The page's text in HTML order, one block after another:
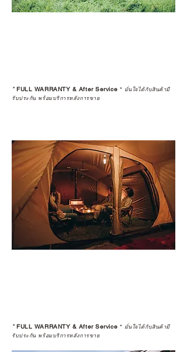
*FULL WARRANTY & After Service * มั่นใจได้กับสินค้ามี
รับประกัน พร้อมบริการหลังการขาย
*FULL WARRANTY & After Service * มั่นใจได้กับสินค้ามี
รับประกัน พร้อมบริการหลังการขาย